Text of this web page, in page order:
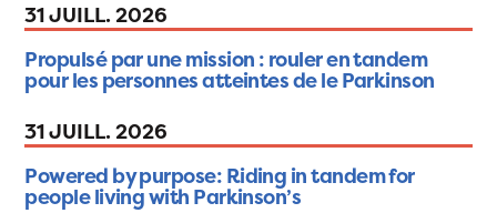
31 JUILL. 2026
Propulsé par une mission : rouler en tandem
pour les personnes atteintes de le Parkinson
31 JUILL. 2026
Powered by purpose: Riding in tandem for
people living with Parkinson’s